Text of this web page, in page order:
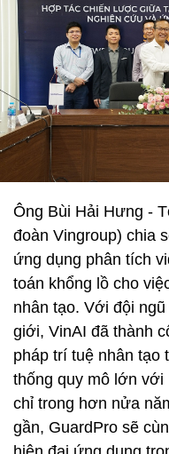
Ông Bùi Hải Hưng -
đoàn Vingroup) chia
ứng dụng phân tích
toán khổng lồ cho
nhân tạo. Với đội
giới, VinAI đã thành
pháp trí tuệ nhân tạo
thống quy mô lớn với
chỉ trong hơn nửa
gần, GuardPro sẽ